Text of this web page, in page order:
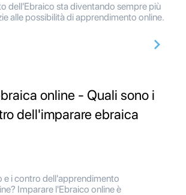
dell'Ebraico sta diventando sempre più
alle possibilità di apprendimento online.
online - Quali sono i
dell'imparare ebraica
e i contro dell'apprendimento
Imparare l'Ebraico online è